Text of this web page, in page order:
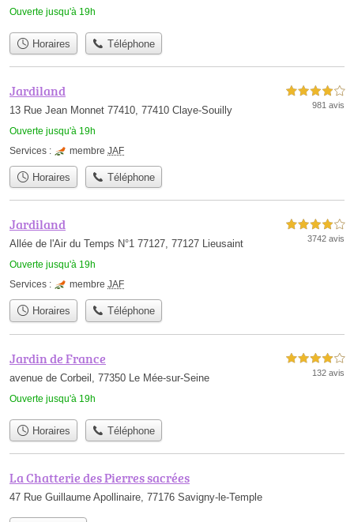
Ouverte jusqu'à 19h
Horaires Téléphone
Jardiland
13 Rue Jean Monnet 77410, 77410 Claye-Souilly
Ouverte jusqu'à 19h
4,0 étoiles sur 5
981 avis
Services : membre JAF
Horaires Téléphone
Jardiland
Allée de l'Air du Temps N°1 77127, 77127 Lieusaint
Ouverte jusqu'à 19h
4,0 étoiles sur 5
3742 avis
Services : membre JAF
Horaires Téléphone
Jardin de France
avenue de Corbeil, 77350 Le Mée-sur-Seine
Ouverte jusqu'à 19h
4,0 étoiles sur 5
132 avis
Horaires Téléphone
La Chatterie des Pierres sacrées
47 Rue Guillaume Apollinaire, 77176 Savigny-le-Temple